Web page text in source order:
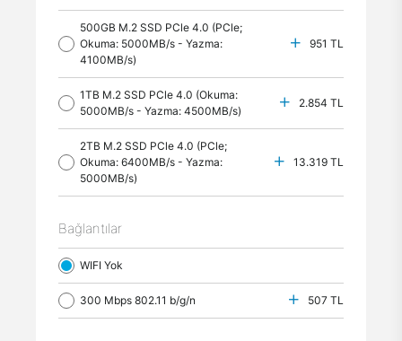
500GB M.2 SSD PCle 4.0 (PCle;
Okuma: 5000MB/s - Yazma:
4100MB/s)
951 TL
1TB M.2 SSD PCle 4.0 (Okuma:
5000MB/s - Yazma: 4500MB/s)
2.854 TL
2TB M.2 SSD PCle 4.0 (PCle;
Okuma: 6400MB/s - Yazma:
5000MB/s)
13.319 TL
Bağlantılar
WIFI Yok
300 Mbps 802.11 b/g/n 507 TL